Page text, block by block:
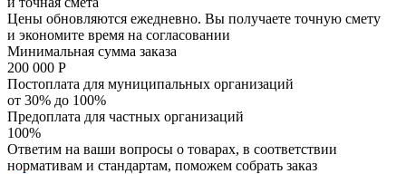
Цены обновляются ежедневно. Вы получаете точную смету
и экономите время на согласовании
Минимальная сумма заказа
200 000 Р
Постоплата для муниципальных организаций
от 30% до 100%
Предоплата для частных организаций
100%
Ответим на ваши вопросы о товарах, в соответствии
нормативам и стандартам, поможем собрать заказ